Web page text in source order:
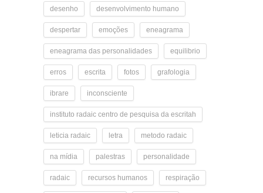
desenho desenvolvimento humano
despertar emoções eneagrama
eneagrama das personalidades equilibrio
erros escrita fotos grafologia
ibrare inconsciente
instituto radaic centro de pesquisa da escritah
leticia radaic letra metodo radaic
na mídia palestras personalidade
radaic recursos humanos respiração